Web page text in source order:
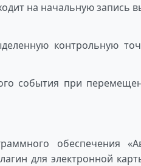
на начальную запись
контрольную
события при
обеспечения
для электронной